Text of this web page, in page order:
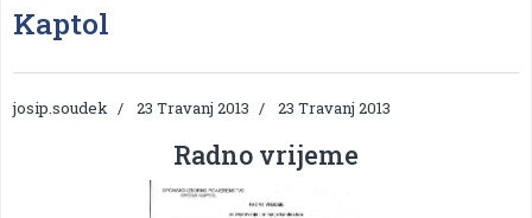
Kaptol
josip.soudek 23 Travanj 2013 23 Travanj 2013
Radno vrijeme